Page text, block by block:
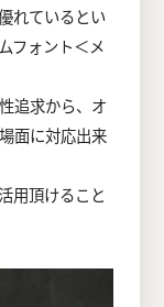
れているとい
フォント＜メ
追求から、オ
面に対応出来
用頂けること